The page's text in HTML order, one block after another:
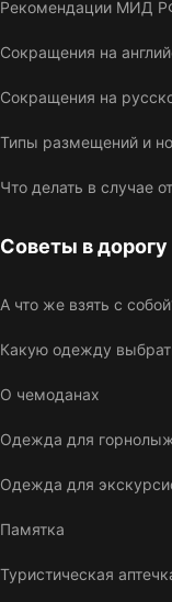
Рекомендации МИД
Сокращения на
Сокращения на
Типы размещений и
Что делать в случае
Советы в дорогу
А что же взять с
Какую одежду
О чемоданах
Одежда для
Одежда для
Памятка
Туристическая